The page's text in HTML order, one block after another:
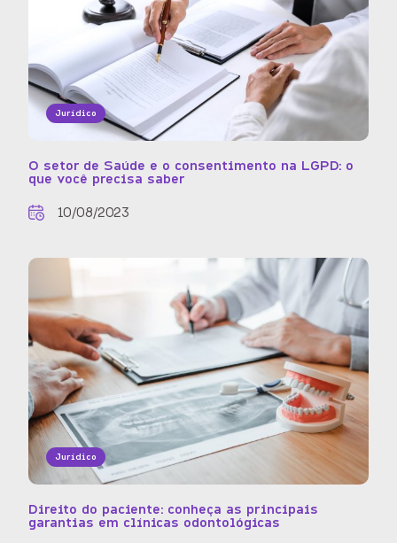
Jurídico
O setor de Saúde e o consentimento na LGPD: o
que você precisa saber
10/08/2023
Jurídico
Direito do paciente: conheça as principais
garantias em clínicas odontológicas